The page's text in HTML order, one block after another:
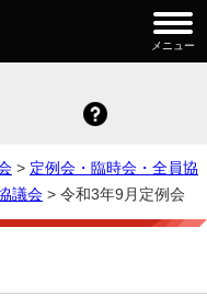
メニュー
> 定例会・臨時会・全員協
議会 > 令和3年9月定例会